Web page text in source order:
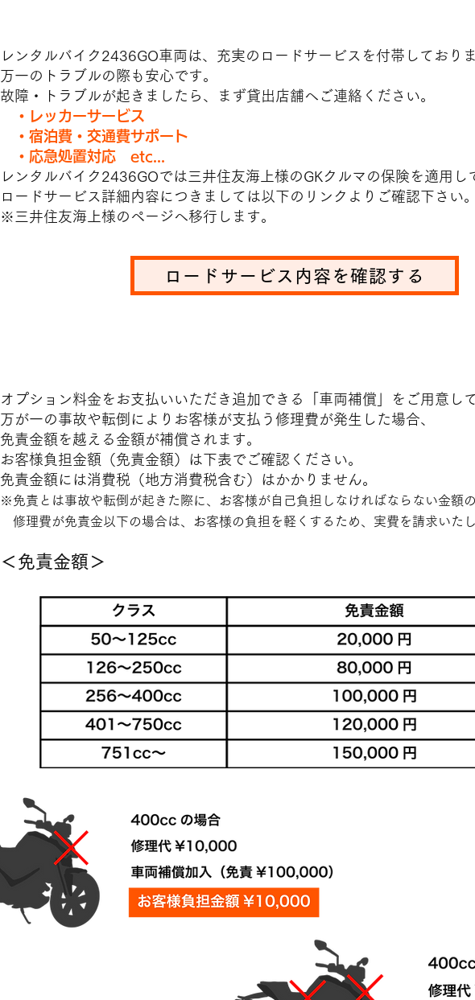
レンタルバイク2436GO車両は、充実のロードサービスを付帯しておりま
万一のトラブルの際も安心です。
故障・トラブルが起きましたら、まず貸出店舗へご連絡ください。
・レッカーサービス
・宿泊費・交通費サポート
・応急処置対応 etc...
レンタルバイク 2436GOでは三井住友海上様のGKクルマの保険を適用し
ロードサービス詳細内容につきましては以下のリンクよりご確認下さい。
※三井住友海上様のページへ移行します。
ロードサービス内容を確認する
オプション料金をお支払いいただき追加できる「車両補償」をご用意し
万が一の事故や転倒によりお客様が支払う修理費が発生した場合、
免責金額を越える金額が補償されます。
お客様負担金額（免責金額）は下表でご確認ください。
免責金額には消費税（地方消費税含む）はかかりません。
※免責とは事故や転倒が起きた際に、お客様が自己負担しなければならない金額
修理費が免責金以下の場合は、お客様の負担を軽くするため、実費を請求いたし
＜免責金額＞